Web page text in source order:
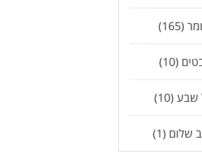
(165)
(10)
(10)
שלום (1)